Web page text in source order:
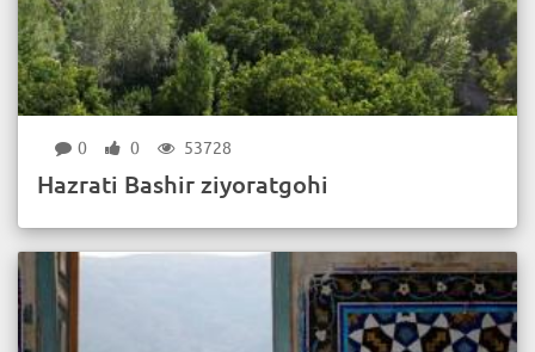
0 0 53728
Hazrati Bashir ziyoratgohi